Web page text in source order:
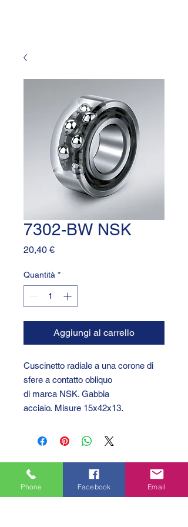
7302-BW NSK
20,40 €Prezzo
Quantità *
Aggiungi al carrello
Cuscinetto radiale a una corone di
sfere a contatto obliquo
di marca NSK. Gabbia
acciaio. Misure 15x42x13.
Phone Facebook Email